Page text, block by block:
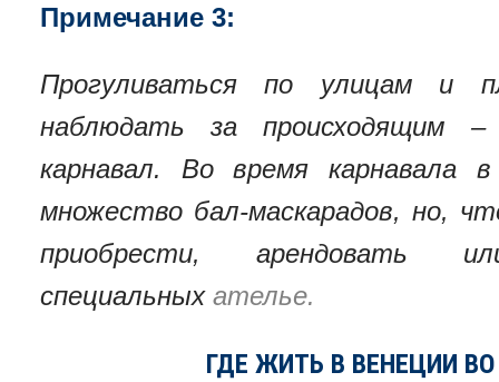
Примечание 3:
Прогуливаться по улицам и
наблюдать за происходящим
карнавал. Во время карнавала
множество бал-маскарадов, но,
приобрести,
специальных ателье.
ГДЕ ЖИТЬ В ВЕНЕЦИИ